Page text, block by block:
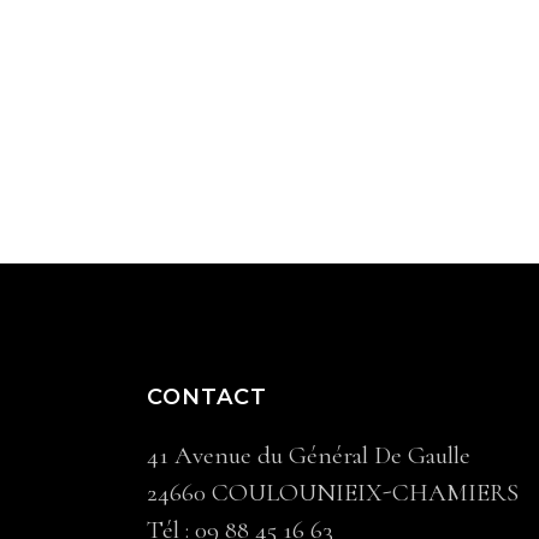
CONTACT
41 Avenue du Général De Gaulle
24660 COULOUNIEIX-CHAMIERS
Tél : 09 88 45 16 63